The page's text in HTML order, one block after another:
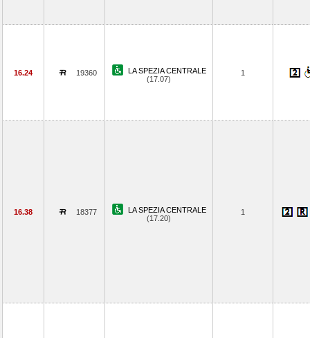
16.24 19360
LA SPEZIA CENTRALE
(17.07)
1
16.38 18377
LA SPEZIA CENTRALE
(17.20)
1